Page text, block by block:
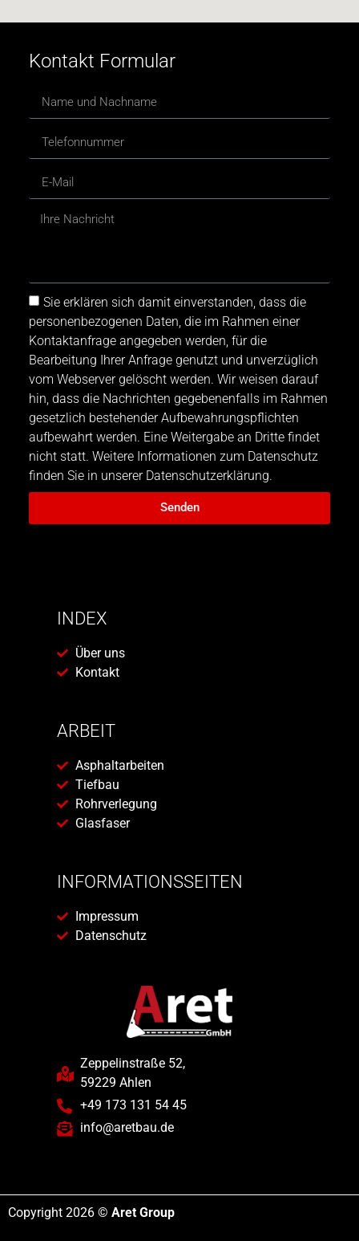
Kontakt Formular
Sie erklären sich damit einverstanden, dass die
personenbezogenen Daten, die im Rahmen einer
Kontaktanfrage angegeben werden, für die
Bearbeitung Ihrer Anfrage genutzt und unverzüglich
vom Webserver gelöscht werden. Wir weisen darauf
hin, dass die Nachrichten gegebenenfalls im Rahmen
gesetzlich bestehender Aufbewahrungspflichten
aufbewahrt werden. Eine Weitergabe an Dritte findet
nicht statt. Weitere Informationen zum Datenschutz
finden Sie in unserer Datenschutzerklärung.
Senden
INDEX
Über uns
Kontakt
ARBEIT
Asphaltarbeiten
Tiefbau
Rohrverlegung
Glasfaser
INFORMATIONSSEITEN
Impressum
Datenschutz
Zeppelinstraße 52,
59229 Ahlen
+49 173 131 54 45
info@aretbau.de
Copyright 2026 © Aret Group